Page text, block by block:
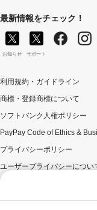
最新情報をチェック！
お知らせ サポート
利用規約・ガイドライン
商標・登録商標について
ソフトバンク人権ポリシー
PayPay Code of Ethics &
プライバシーポリシー
ユーザープライバシーについ
ウェブサイト利用規約